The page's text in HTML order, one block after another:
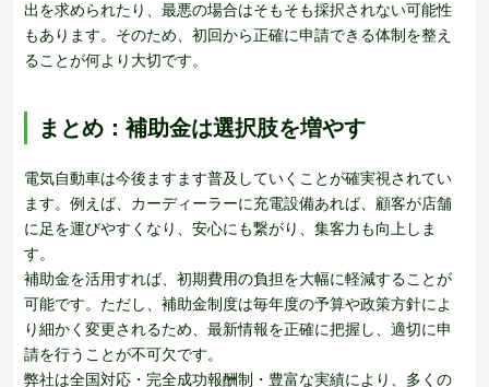
出を求められたり、最悪の場合はそもそも採択されない可能性
もあります。そのため、初回から正確に申請できる体制を整え
ることが何より大切です。
まとめ：補助金は選択肢を増やす
電気自動車は今後ますます普及していくことが確実視されてい
ます。例えば、カーディーラーに充電設備あれば、顧客が店舗
に足を運びやすくなり、安心にも繋がり、集客力も向上しま
す。
補助金を活用すれば、初期費用の負担を大幅に軽減することが
可能です。ただし、補助金制度は毎年度の予算や政策方針によ
り細かく変更されるため、最新情報を正確に把握し、適切に申
請を行うことが不可欠です。
弊社は全国対応・完全成功報酬制・豊富な実績により、多くの